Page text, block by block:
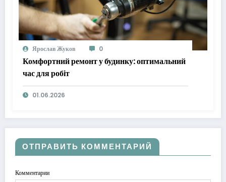
Ярослав Жуков 0
Комфортний ремонт у будинку: оптимальний
час для робіт
01.06.2026
ОТПРАВИТЬ КОММЕНТАРИЙ
Комментарии